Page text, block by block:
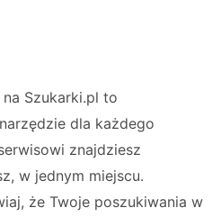
na Szukarki.pl to
dla każdego
znajdziesz
w jednym miejscu.
że Twoje poszukiwania w